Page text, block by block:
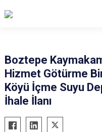
Acıgöl
Avanos
Gülşehir
Boztepe
Hizmet Götürme
Köyü İçme Suyu
İhale İlanı